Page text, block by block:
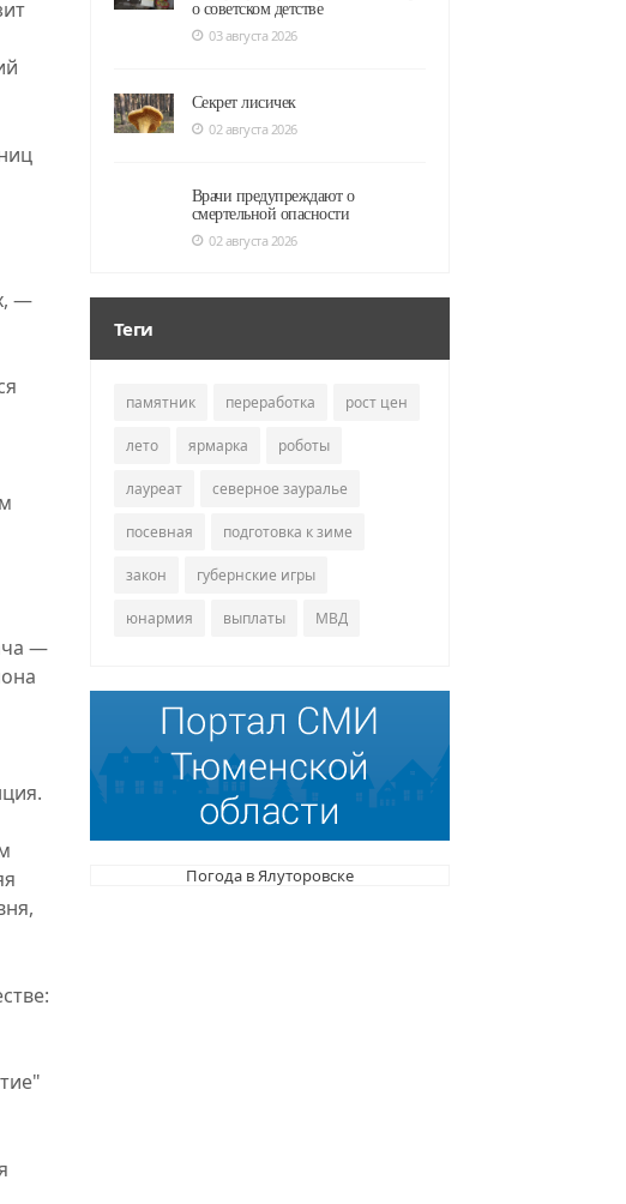
—
—
о советском детстве
03 августа 2026
Секрет лисичек
02 августа 2026
Врачи предупреждают о
смертельной опасности
02 августа 2026
Теги
памятник переработка рост цен
лето ярмарка роботы
лауреат северное зауралье
посевная подготовка к зиме
закон губернские игры
юнармия выплаты МВД
Погода в Ялуторовске